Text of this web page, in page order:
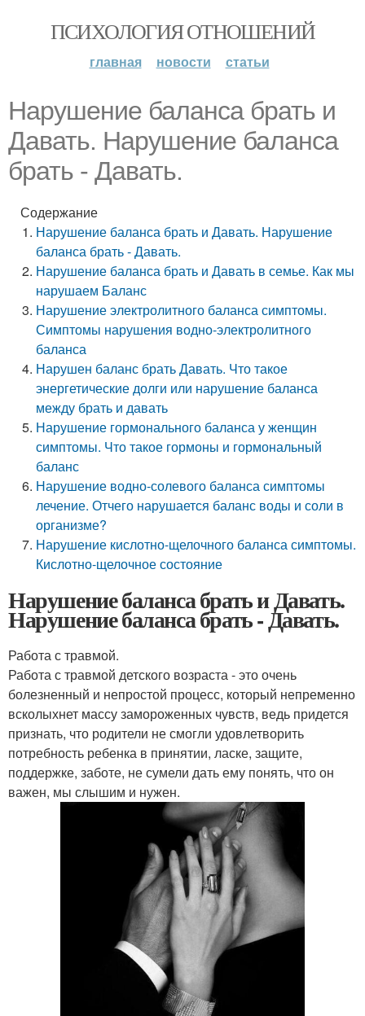
ПСИХОЛОГИЯ ОТНОШЕНИЙ
главная новости статьи
Нарушение баланса брать и
Давать. Нарушение баланса
брать - Давать.
Содержание
Нарушение баланса брать и Давать. Нарушение
баланса брать - Давать.
Нарушение баланса брать и Давать в семье. Как мы
нарушаем Баланс
Нарушение электролитного баланса симптомы.
Симптомы нарушения водно-электролитного
баланса
Нарушен баланс брать Давать. Что такое
энергетические долги или нарушение баланса
между брать и давать
Нарушение гормонального баланса у женщин
симптомы. Что такое гормоны и гормональный
баланс
Нарушение водно-солевого баланса симптомы
лечение. Отчего нарушается баланс воды и соли в
организме?
Нарушение кислотно-щелочного баланса симптомы.
Кислотно-щелочное состояние
Нарушение баланса брать и Давать.
Нарушение баланса брать - Давать.
Работа с травмой.
Работа с травмой детского возраста - это очень
болезненный и непростой процесс, который непременно
всколыхнет массу замороженных чувств, ведь придется
признать, что родители не смогли удовлетворить
потребность ребенка в принятии, ласке, защите,
поддержке, заботе, не сумели дать ему понять, что он
важен, мы слышим и нужен.